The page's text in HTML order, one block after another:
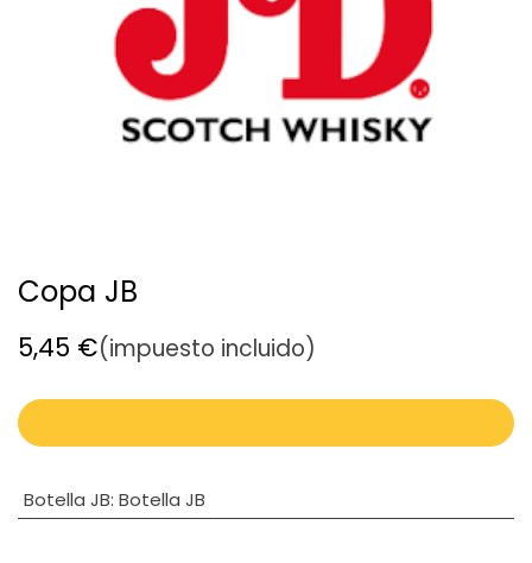
Copa JB
5,45 €(impuesto incluido)
Botella JB: Botella JB